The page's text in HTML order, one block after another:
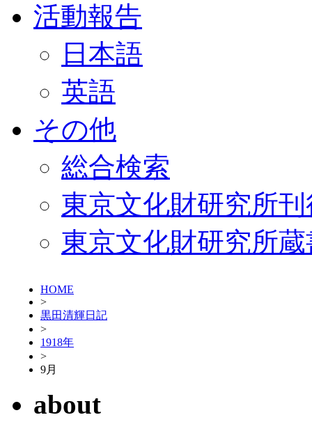
活動報告
日本語
英語
その他
総合検索
東京文化財研究所
東京文化財研究所
HOME
>
黒田清輝日記
>
1918年
>
9月
about